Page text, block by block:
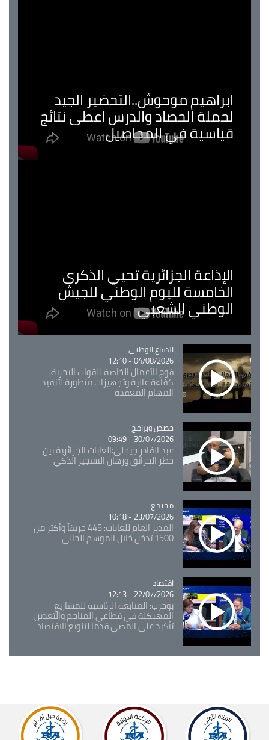
ابراهيم موحوش..التحضير الجيد
لحملة الحصاد والدرس اعطى نتائج
قياسية في المحاصيل
الإذاعة الجزائرية تحيي الذكرى
الخامسة لليوم الوطني للجيش
الوطني الشعبي
Catégorie
الدفاع الوطني
04/08/2026 - 12:10
فوج الأعمال الخاصة للقوات البحرية:
كفاءة عالية وتجهيزات متطورة لتنفيذ
المهام المعقدة
Catégorie
حصص وبرامج
30/07/2026 - 09:49
عبد القادر جيجلي:الغابات الجزائرية بين
خطر الحرائق ورهان التشجير الذكي
Catégorie
مجتمع
23/07/2026 - 10:18
المدير العام للغابات: 445 حريقاً وأكثر من
1500 تدخل خلال الموسم الحالي
Catégorie
اقتصاد
22/07/2026 - 12:13
بوحرب: المتابعة الرئاسية للمشاريع
المهيكلة في قطاعي المناجم والتعدين
تأكيد على المضي قدما لتنويع الاقتصاد